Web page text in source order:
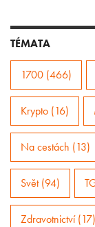
TÉMATA
1700 (466)
Krypto (16)
Na cestách (13)
Svět (94)
Zdravotnictví (17)